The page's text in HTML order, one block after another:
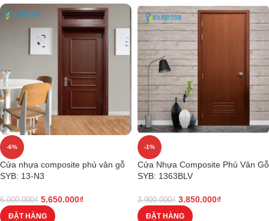
-6%
Cửa nhựa composite phủ vân gỗ
SYB: 13-N3
6.000.000₫ 5.650.000₫
ĐẶT HÀNG
-1%
Cửa Nhựa Composite Phủ Vân Gỗ
SYB: 1363BLV
3.900.000₫ 3.850.000₫
ĐẶT HÀNG